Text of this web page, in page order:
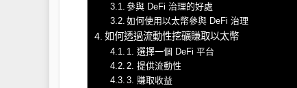
參與 DeFi 治理的好處
如何使用以太幣參與 DeFi 治理
如何透過流動性挖礦賺取以太幣
1. 選擇一個 DeFi 平台
2. 提供流動性
3. 賺取收益